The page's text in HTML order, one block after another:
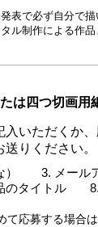
表で必ず自分で
ル制作による作
は四つ切画用
いただくか
りください。
メール
のタイトル
て応募する場合